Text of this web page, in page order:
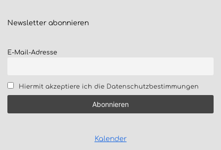
Newsletter abonnieren
E-Mail-Adresse
Hiermit akzeptiere ich die Datenschutzbestimmungen
Kalender